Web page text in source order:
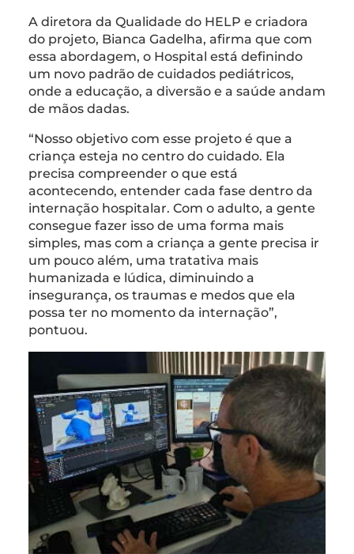
A diretora da Qualidade do HELP e criadora
do projeto, Bianca Gadelha, afirma que com
essa abordagem, o Hospital está definindo
um novo padrão de cuidados pediátricos,
onde a educação, a diversão e a saúde andam
de mãos dadas.
“Nosso objetivo com esse projeto é que a
criança esteja no centro do cuidado. Ela
precisa compreender o que está
acontecendo, entender cada fase dentro da
internação hospitalar. Com o adulto, a gente
consegue fazer isso de uma forma mais
simples, mas com a criança a gente precisa ir
um pouco além, uma tratativa mais
humanizada e lúdica, diminuindo a
insegurança, os traumas e medos que ela
possa ter no momento da internação”,
pontuou.